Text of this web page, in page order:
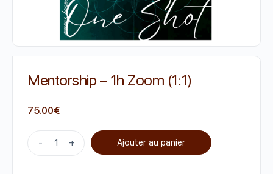
Mentorship – 1h Zoom (1:1)
75.00€
- + Ajouter au panier